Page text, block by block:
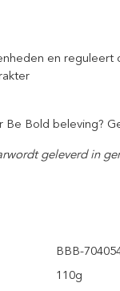
en reguleert
Bold beleving?
wordt geleverd in
BBB-
110g